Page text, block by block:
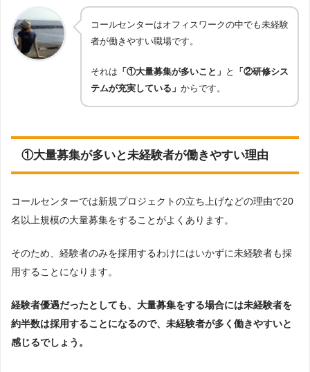
コールセンターはオフィスワークの中でも未経験
者が働きやすい職場です。
それは 「①大量募集が多いこと」 と
「②研修シス
テムが充実している」 からです。
①大量募集が多いと未経験者が働きやすい理由
コールセンターでは新規プロジェクトの立ち上げなどの理由で20
名以上規模の大量募集をすることがよくあります。
そのため、経験者のみを採用するわけにはいかずに未経験者も採
用することになります。
経験者優遇だったとしても、大量募集をする場合には未経験者を
約半数は採用することになるので、未経験者が多く働きやすいと
感じるでしょう。